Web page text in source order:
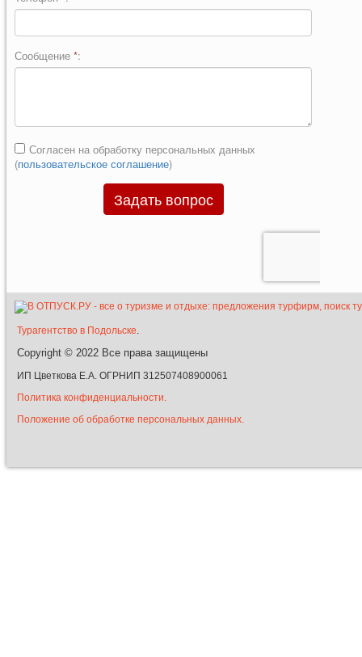
Турагентство в Подольске.
Copyright © 2022 Все права защищены
ИП Цветкова Е.А. ОГРНИП 312507408900061
Политика конфиденциальности.
Положение об обработке персональных данных.